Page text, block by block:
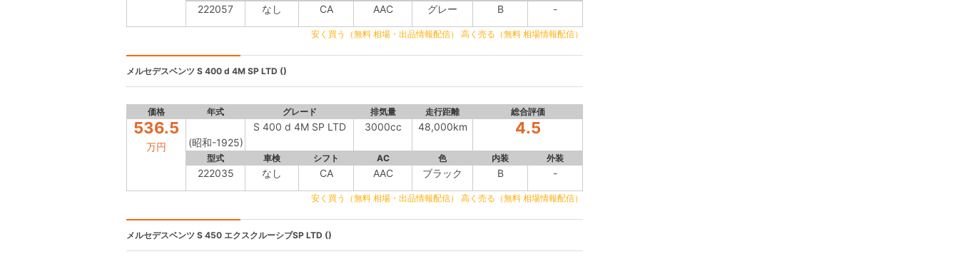
222057 なし CA AAC グレー B -
安く買う（無料 相場・出品情報配信） 高く売る（無料 相場情報配信）
メルセデスベンツ S 400 d 4M SP LTD ()
価格 年式 グレード 排気量 走行距離 総合評価
536.5
万円 (昭和-1925)
S 400 d 4M SP LTD 3000cc 48,000km 4.5
型式 車検 シフト AC 色 内装 外装
222035 なし CA AAC ブラック B -
安く買う（無料 相場・出品情報配信） 高く売る（無料 相場情報配信）
メルセデスベンツ S 450 エクスクルーシブSP LTD ()